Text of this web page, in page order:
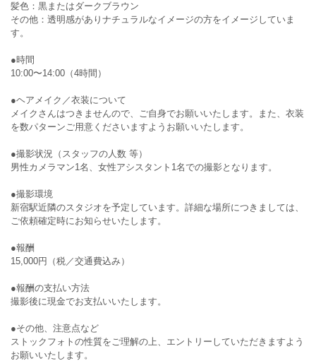
髪色：黒またはダークブラウン
その他：透明感がありナチュラルなイメージの方をイメージしていま
す。
●時間
10:00〜14:00（4時間）
●ヘアメイク／衣装について
メイクさんはつきませんので、ご自身でお願いいたします。また、衣装
を数パターンご用意くださいますようお願いいたします。
●撮影状況（スタッフの人数 等）
男性カメラマン1名、女性アシスタント1名での撮影となります。
●撮影環境
新宿駅近隣のスタジオを予定しています。詳細な場所につきましては、
ご依頼確定時にお知らせいたします。
●報酬
15,000円（税／交通費込み）
●報酬の支払い方法
撮影後に現金でお支払いいたします。
●その他、注意点など
ストックフォトの性質をご理解の上、エントリーしていただきますよう
お願いいたします。